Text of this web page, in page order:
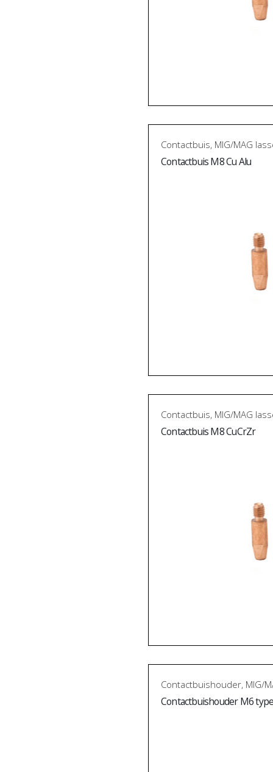
Contactbuis, MIG/MAG
Contactbuis M8 Cu Alu
Contactbuis, MIG/MAG
Contactbuis M8 CuCrZr
Contactbuishouder, MIG/
Contactbuishouder M6